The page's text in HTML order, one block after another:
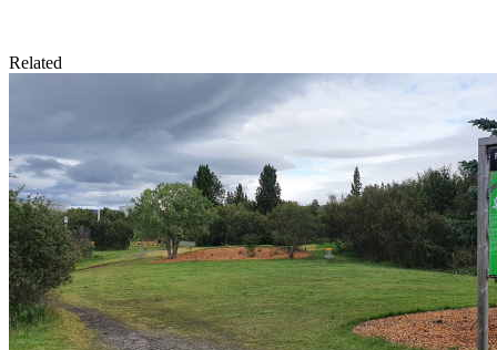
Related